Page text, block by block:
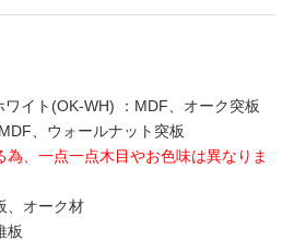
イト(OK-WH) ：MDF、オーク突板
、ウォールナット突板
、一点一点木目やお色味は異なりま
、オーク材
板